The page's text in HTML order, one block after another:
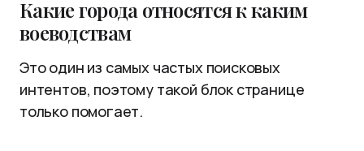
Какие города относятся к каким
воеводствам
Это один из самых частых поисковых
интентов, поэтому такой блок странице
только помогает.